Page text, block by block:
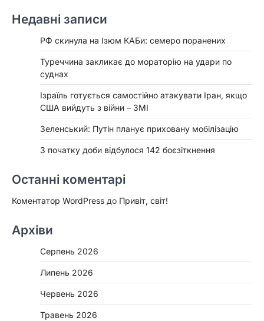
Недавні записи
РФ скинула на Ізюм КАБи: семеро поранених
Туреччина закликає до мораторію на удари по
суднах
Ізраїль готується самостійно атакувати Іран, якщо
США вийдуть з війни – ЗМІ
Зеленський: Путін планує приховану мобілізацію
З початку доби відбулося 142 боєзіткнення
Останні коментарі
Коментатор WordPress до Привіт, світ!
Архіви
Серпень 2026
Липень 2026
Червень 2026
Травень 2026